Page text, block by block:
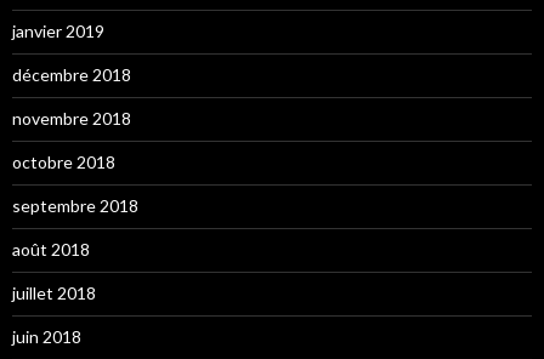
janvier 2019
décembre 2018
novembre 2018
octobre 2018
septembre 2018
août 2018
juillet 2018
juin 2018